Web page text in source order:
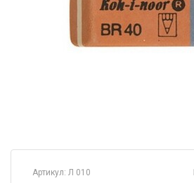
Артикул: Л 010